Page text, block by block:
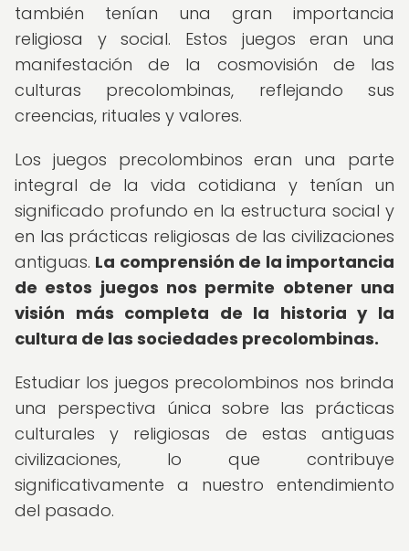
también tenían una gran importancia
religiosa y social. Estos juegos eran una
manifestación de la cosmovisión de las
culturas precolombinas, reflejando sus
creencias, rituales y valores.
Los juegos precolombinos eran una parte
integral de la vida cotidiana y tenían un
significado profundo en la estructura social y
en las prácticas religiosas de las civilizaciones
antiguas. La comprensión de la importancia
de estos juegos nos permite obtener una
visión más completa de la historia y la
cultura de las sociedades precolombinas.
Estudiar los juegos precolombinos nos brinda
una perspectiva única sobre las prácticas
culturales y religiosas de estas antiguas
civilizaciones, lo que contribuye
significativamente a nuestro entendimiento
del pasado.